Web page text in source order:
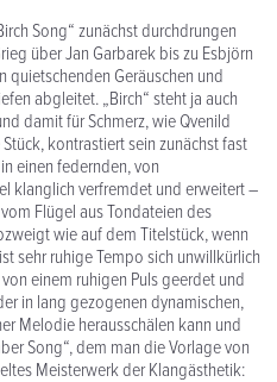
Song“ zunächst durchdrungen
über Jan Garbarek bis zu Esbjörn
Geräuschen und
abgleitet. „Birch“ steht ja auch
damit für Schmerz, wie Qvenild
kontrastiert sein zunächst fast
einen federnden, von
klanglich verfremdet und erweitert –
Flügel aus Tondateien des
wie auf dem Titelstück, wenn
sehr ruhige Tempo sich unwillkürlich
einem ruhigen Puls geerdet und
in lang gezogenen dynamischen,
Melodie herausschälen kann und
Song“, dem man die Vorlage von
Meisterwerk der Klangästhetik: